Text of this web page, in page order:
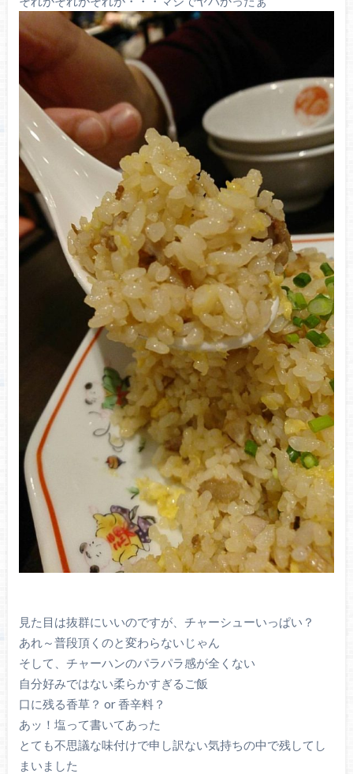
見た目は抜群にいいのですが、チャーシューいっぱい？
あれ～普段頂くのと変わらないじゃん
そして、チャーハンのパラパラ感が全くない
自分好みではない柔らかすぎるご飯
口に残る香草？ or 香辛料？
あッ！塩って書いてあった
とても不思議な味付けで申し訳ない気持ちの中で残してし
まいました